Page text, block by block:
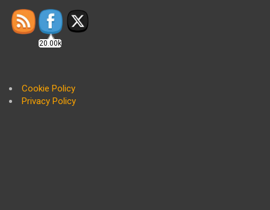
20.00k
Cookie Policy
Privacy Policy